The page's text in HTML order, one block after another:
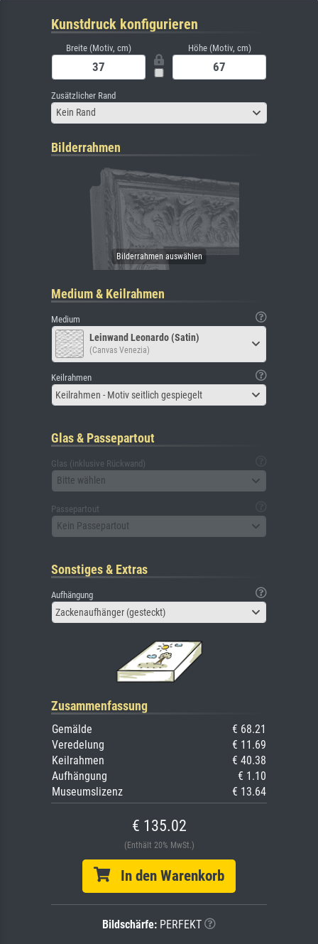
Kunstdruck konfigurieren
Breite (Motiv, cm) Höhe (Motiv, cm)
Zusätzlicher Rand
Kein Rand
Bilderrahmen
Medium & Keilrahmen
Medium
Leinwand Leonardo (Satin)
(Canvas Venezia)
Keilrahmen
Keilrahmen - Motiv seitlich gespiegelt
Glas & Passepartout
Glas (inklusive Rückwand)
Bitte wählen
Passepartout
Kein Passepartout
Sonstiges & Extras
Aufhängung
Zackenaufhänger (gesteckt)
Zusammenfassung
Gemälde
€ 68.21
Veredelung
€ 11.69
Keilrahmen
€ 40.38
Aufhängung
€ 1.10
Museumslizenz
€ 13.64
€ 135.02
(Enthält 20% MwSt.)
In den Warenkorb
Bildschärfe: PERFEKT